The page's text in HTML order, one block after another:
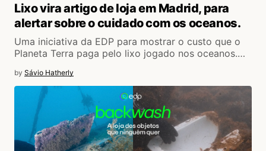
Lixo vira artigo de loja em Madrid, para
alertar sobre o cuidado com os oceanos.
Uma iniciativa da EDP para mostrar o custo que o
Planeta Terra paga pelo lixo jogado nos oceanos.…
by Sávio Hatherly